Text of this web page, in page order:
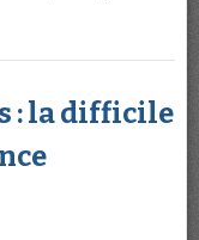
: la difficile